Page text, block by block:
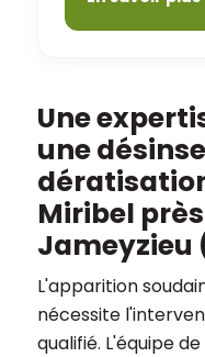
Une
une
Miribel
Jameyzieu
L'apparition
nécessite
qualifié. L'équipe de